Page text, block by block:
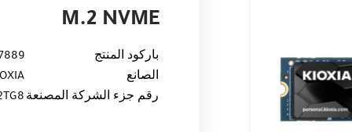
M.2 NVME
باركود المنتج
الصانع
رقم جزء الشركة المصنعة